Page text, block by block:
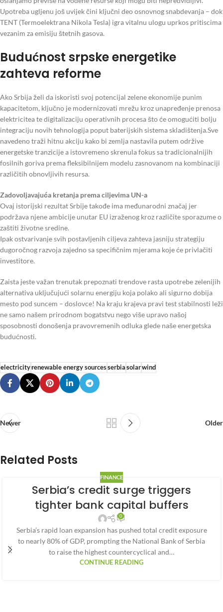
Upotreba ugljenu još uvijek čini ključni deo osnovnog snabdevanja – dok
TENT (Termoelektrana Nikola Tesla) igra vitalnu ulogu uprkos pritiscima
vezanim za emisiju štetnih gasova.
Budućnost srpske energetike
zahteva reforme
Ako Srbija želi da iskoristi svoj potencijal zelene ekonomije punim
kapacitetom, ključno je modernizovati mrežu kroz unapređenje prenosa
elektricitea te digitalizaciju operativnih procesa što će omogućiti bolju
integraciju novih tehnologija poput baterijskih sistema skladištenja.Sve
navedeno traži hitnu akciju kako bi zemlja nastavila putem održive
energetske tranzicije a istovremeno skrenula fokus sa tradicionalnijih
fosilnih goriva prema fleksibilnijem modelu zasnovanom na kombinaciji
različitih obnovljivih resursa.
Zadovoljavajuća kretanja prema ciljevima UN-a
Ovaj istorijski rezultat Srbije takođe ima međunarodni značaj jer
podržava njene ambicije unutar EU izraženog kroz različite sporazume o
zaštiti životne sredine.
Ipak ostvarivanje svih postavljenih ciljeva zahteva jasniju strategiju
dugoročnog razvoja zajedno sa specifičnim mjerama koje će privlačiti
investitore.
Zaista jeste važan trenutak prepoznati trendove rasta upotrebe zelenijih
alternativa uključujući solarnu energiju koja polako ali sigurno dobija
mesto pod suncem – doslovce! Na kraju krajeva pravi test stabilnosti leži
ne samo našem prirodnom bogatstvu nego više upravo našoj
sposobnosti donošenja pravovremenih odluka glede naše energetska
budućnosti.
electricityrenewable energy sourcesserbia solarwind
Newer Older
Related Posts
FINANCE
Serbia’s credit surge triggers
tighter bank capital buffers
0
Serbia’s rapid loan expansion has pushed total credit exposure
to nearly 80% of GDP, prompting the National Bank of Serbia
to raise the highest countercyclical and…
CONTINUE READING